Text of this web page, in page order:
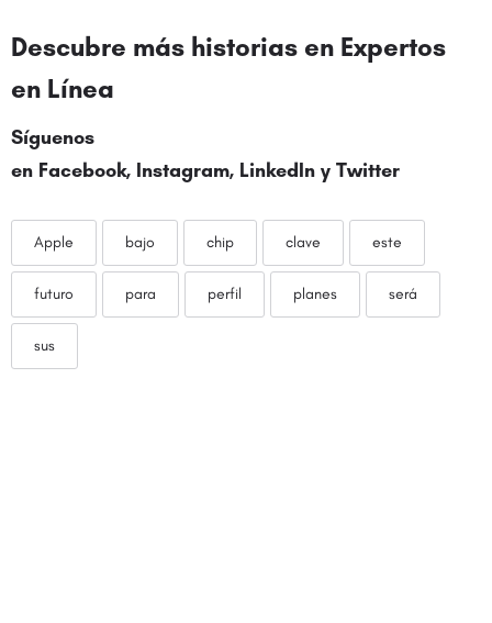
Descubre más historias en Expertos
en Línea
Síguenos
en Facebook, Instagram, LinkedIn y Twitter
Apple bajo chip clave este
futuro para perfil planes será
sus